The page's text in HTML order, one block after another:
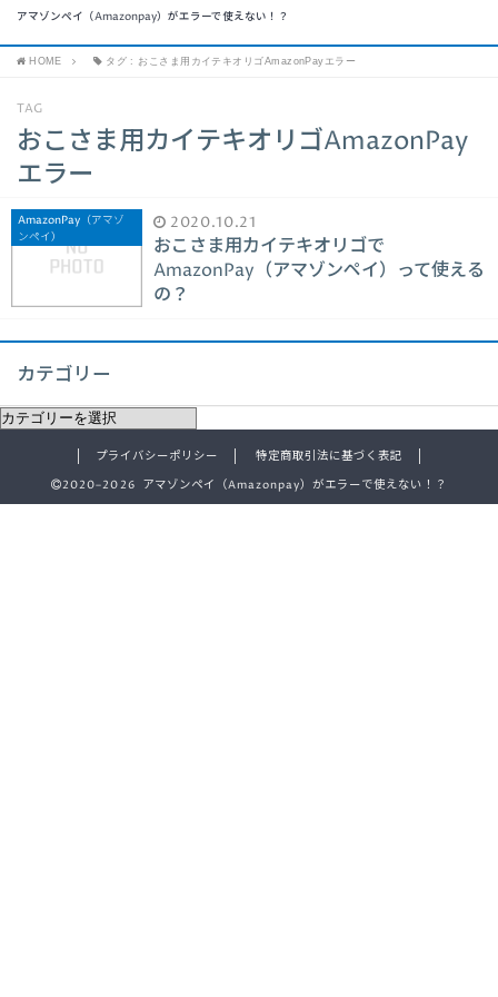
アマゾンペイ（Amazonpay）がエラーで使えない！？
HOME タグ : おこさま用カイテキオリゴAmazonPayエラー
TAG
おこさま用カイテキオリゴAmazonPay
エラー
AmazonPay（アマゾ
ンペイ）
2020.10.21
おこさま用カイテキオリゴで
AmazonPay（アマゾンペイ）って使える
の？
カテゴリー
プライバシーポリシー
特定商取引法に基づく表記
2020–2026 アマゾンペイ（Amazonpay）がエラーで使えない！？